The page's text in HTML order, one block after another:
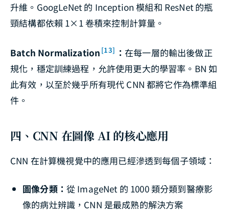
升維。GoogLeNet 的 Inception 模組和 ResNet 的瓶
頸結構都依賴 1×1 卷積來控制計算量。
Batch Normalization [13] ：在每一層的輸出後做正
規化，穩定訓練過程，允許使用更大的學習率。BN 如
此有效，以至於幾乎所有現代 CNN 都將它作為標準組
件。
四、CNN 在圖像 AI 的核心應用
CNN 在計算機視覺中的應用已經滲透到每個子領域：
圖像分類： 從 ImageNet 的 1000 類分類到醫療影
像的病灶辨識，CNN 是最成熟的解決方案